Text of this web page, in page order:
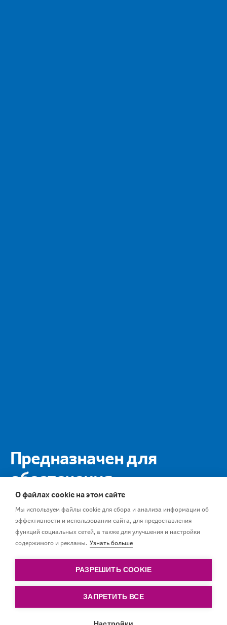
Предназначен для
обеспечения
безопасности самых
маленьких
Щит имеет сглаженные края, что исключает риск
появления царапин
О файлах cookie на этом сайте
Мы используем файлы cookie для сбора и анализа информации об
эффективности и использовании сайта, для предоставления
функций социальных сетей, а также для улучшения и настройки
содержимого и рекламы. Узнать больше
РАЗРЕШИТЬ COOKIE
ЗАПРЕТИТЬ ВСЕ